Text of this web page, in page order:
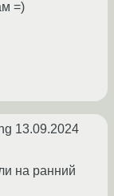
=)
13.09.2024
на ранний